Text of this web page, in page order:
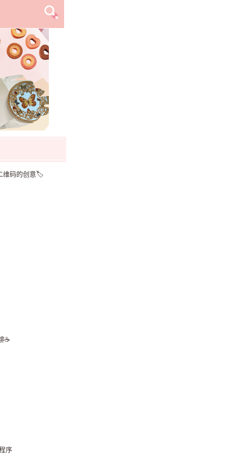
维码的创意🏷️
☕️
序